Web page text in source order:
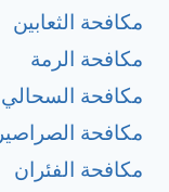
مكافحة الثعابين
مكافحة الرمة
مكافحة السحالي
مكافحة الصراصير
مكافحة الفئران